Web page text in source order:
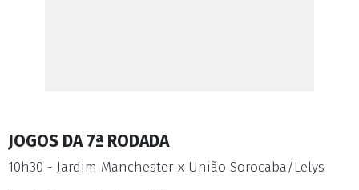
JOGOS DA 7ª RODADA
10h30 - Jardim Manchester x União Sorocaba/Lelys